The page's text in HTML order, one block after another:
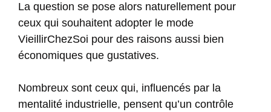
La question se pose alors naturellement pour
ceux qui souhaitent adopter le mode
VieillirChezSoi pour des raisons aussi bien
économiques que gustatives.
Nombreux sont ceux qui, influencés par la
mentalité industrielle, pensent qu’un contrôle